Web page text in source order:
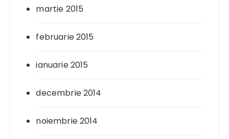
martie 2015
februarie 2015
ianuarie 2015
decembrie 2014
noiembrie 2014